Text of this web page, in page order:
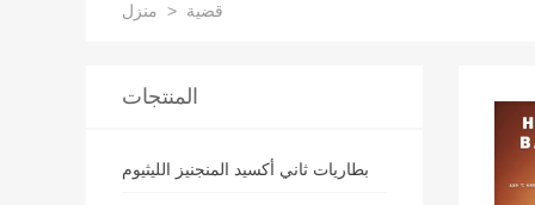
منزل > قضية
المنتجات
بطاريات ثاني أكسيد المنجنيز الليثيوم